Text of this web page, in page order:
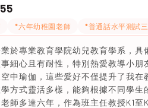
*六年幼稚園老師 *普通話水平測試
於專業教育學院幼兒教育學系，
細心且有耐性，特別熱愛教導小
中瑜伽，這些愛好不僅提升了我
方式靈活多樣，能夠根據不同學
師多達六年，作為班主任教授K1